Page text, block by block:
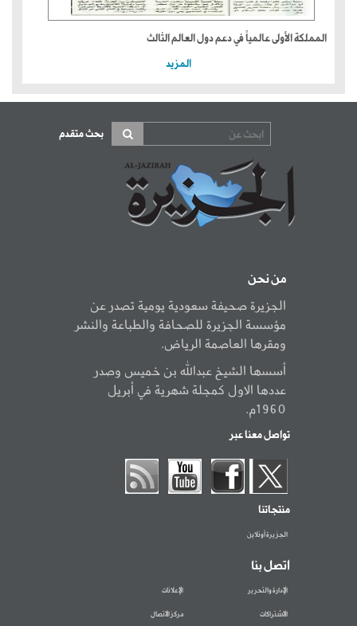
المملكة الأولى عالمياً في دعم دول العالم الثالث
المزيد
بحث متقدم
من نحن
الجزيرة صحيفة سعودية يومية تصدر عن
مؤسسة الجزيرة للصحافة والطباعة والنشر
ومقرها العاصمة الرياض.
أسسها الشيخ عبدالله بن خميس وصدر
عددها الاول كمجلة شهرية في أبريل
1960م.
تواصل معنا عبر
منتجاتنا
الجزيرة أونلاين
اتصل بنا
الإدارة والتحرير الإعلانات
الاشتراكات مركز الاتصال